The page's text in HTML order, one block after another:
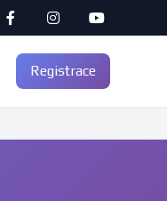
Registrace